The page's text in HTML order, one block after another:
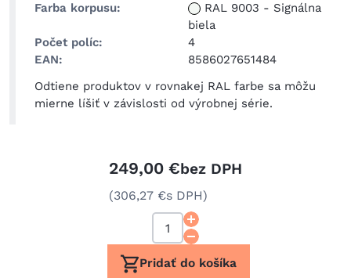
Farba korpusu
RAL 9003 - Signálna
biela
Počet políc
4
EAN
8586027651484
Odtiene produktov v rovnakej RAL farbe sa môžu
mierne líšiť v závislosti od výrobnej série.
249,00 €bez DPH
(306,27 €s DPH)
Pridať do košíka